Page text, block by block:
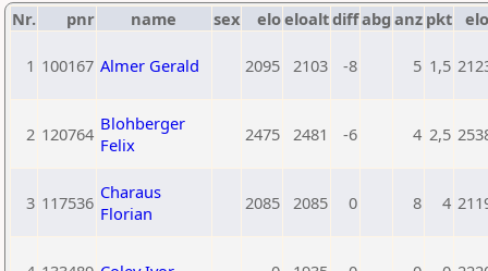
Nr. pnr name sex eloeloaltdiffabg anz pkt
1 100167 Almer Gerald 2095 2103 -8 5 1,5
2 120764 Blohberger
Felix
2475 2481 -6 4 2,5
3 117536 Charaus
Florian
2085 2085 0 8 4